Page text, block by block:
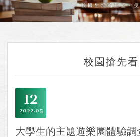
校園搶先看
12
05
2022
大學生的主題遊樂園體驗調